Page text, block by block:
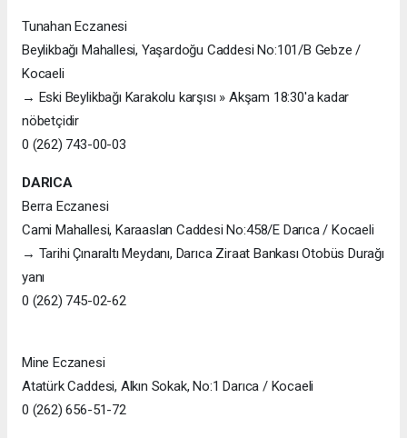
Tunahan Eczanesi
Beylikbağı Mahallesi, Yaşardoğu Caddesi No:101/B Gebze /
Kocaeli
→ Eski Beylikbağı Karakolu karşısı » Akşam 18:30'a kadar
nöbetçidir
0 (262) 743-00-03
DARICA
Berra Eczanesi
Cami Mahallesi, Karaaslan Caddesi No:458/E Darıca / Kocaeli
→ Tarihi Çınaraltı Meydanı, Darıca Ziraat Bankası Otobüs Durağı
yanı
0 (262) 745-02-62
Mine Eczanesi
Atatürk Caddesi, Alkın Sokak, No:1 Darıca / Kocaeli
0 (262) 656-51-72